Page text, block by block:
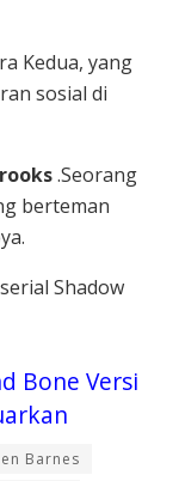
Kedua, yang
sosial di
.Seorang
berteman
Shadow
Bone Versi
Barnes